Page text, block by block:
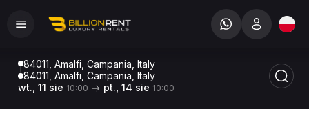
84011, Amalfi, Campania, Italy
84011, Amalfi, Campania, Italy
wt., 11 sie 10:00 pt., 14 sie 10:00